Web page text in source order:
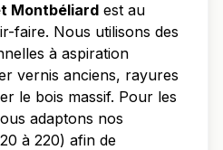
Montbéliard est au
faire. Nous utilisons des
à aspiration
vernis anciens, rayures
le bois massif. Pour les
adaptons nos
à 220) afin de